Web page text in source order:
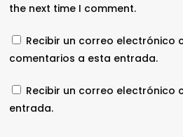
the next time I comment.
Recibir un correo electrónico
comentarios a esta entrada.
Recibir un correo electrónico
entrada.